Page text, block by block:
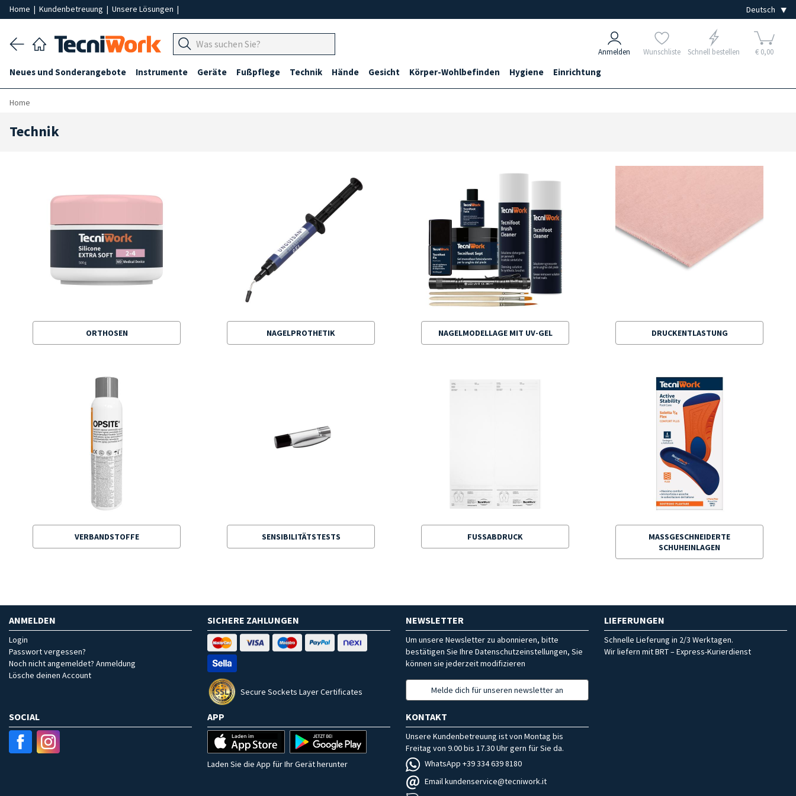
Home | Kundenbetreuung | Unsere Lösungen |
Anmelden Wunschliste Schnell bestellen € 0,00
Neues und Sonderangebote Instrumente Geräte Fußpflege Technik Hände Gesicht Körper-Wohlbefinden Hygiene Einrichtung
Home
Technik
ORTHOSEN NAGELPROTHETIK NAGELMODELLAGE MIT UV-GEL DRUCKENTLASTUNG
VERBANDSTOFFE SENSIBILITÄTSTESTS FUSSABDRUCK
MASSGESCHNEIDERTE S
CHUHEINLAGEN
ANMELDEN
Login
Passwort vergessen?
Noch nicht angemeldet? Anmeldung
Lösche deinen Account
SICHERE ZAHLUNGEN
Secure Sockets Layer Certificates
NEWSLETTER
Um unsere Newsletter zu abonnieren, bitte
bestätigen Sie Ihre Datenschutzeinstellungen, Sie
können sie jederzeit modifizieren
Melde dich für unseren newsletter an
LIEFERUNGEN
Schnelle Lieferung in 2/3 Werktagen.
Wir liefern mit BRT – Express-Kurierdienst
SOCIAL APP
Laden Sie die App für Ihr Gerät herunter
KONTAKT
Unsere Kundenbetreuung ist von Montag bis
Freitag von 9.00 bis 17.30 Uhr gern für Sie da.
WhatsApp +39 334 639 8180
Email kundenservice@tecniwork.it